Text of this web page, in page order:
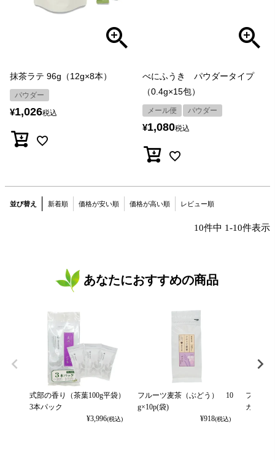
抹茶ラテ 96g（12g×8本）
パウダー
¥1,026税込
べにふうき パウダータイプ
（0.4g×15包）
メール便 パウダー
¥1,080税込
並び替え 新着順 価格が安い順 価格が高い順 レビュー順
10件中 1-10件表示
あなたにおすすめの商品
式部の香り（茶葉100g平袋）
3本パック
¥3,996(税込)
フルーツ麦茶（ぶどう） 10
g×10p(袋)
¥918(税込)
フルー
カット